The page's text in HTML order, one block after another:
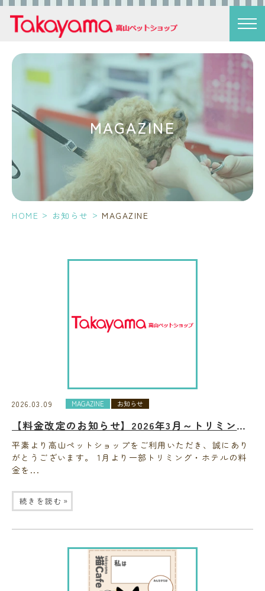
MAGAZINE
HOME > お知らせ > MAGAZINE
2026.03.09 MAGAZINE お知らせ
【料金改定のお知らせ】2026年3月～トリミング＆ホテル料金
平素より高山ペットショップをご利用いただき、誠にあり
がとうございます。 1月より一部トリミング・ホテルの料
金を...
続きを読む »